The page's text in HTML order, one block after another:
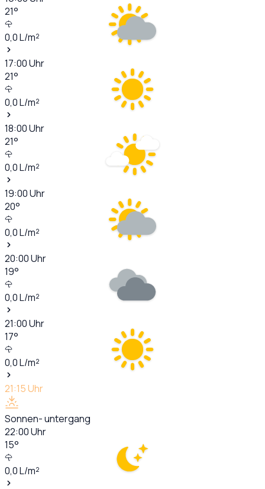
21°
0,0L/m²
17:00Uhr
21°
0,0L/m²
18:00Uhr
21°
0,0L/m²
19:00Uhr
20°
0,0L/m²
20:00Uhr
19°
0,0L/m²
21:00Uhr
17°
0,0L/m²
21:15Uhr
Sonnen- untergang
22:00Uhr
15°
0,0L/m²